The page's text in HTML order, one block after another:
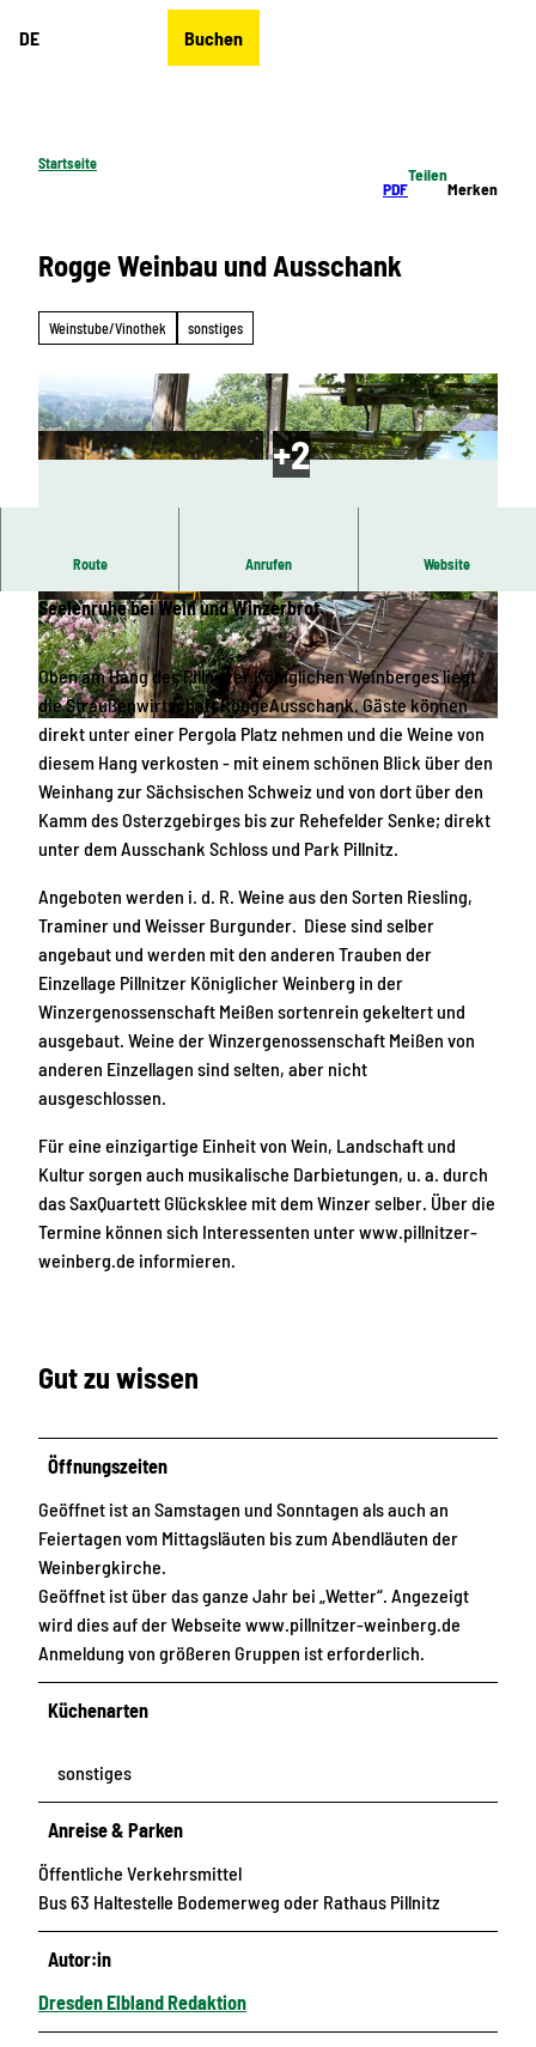
DE Buchen
Startseite
PDF
Teilen
Merken
Rogge Weinbau und Ausschank
Weinstube/Vinothek sonstiges
© Winzer Rogge, Winzer Rogge
© Winzer Rogge, Winzer Rogge © Winzer Rogge, Winzer Rogge
Route Anrufen Website
Seelenruhe bei Wein und Winzerbrot.
Oben am Hang des Pillnitzer Königlichen Weinberges liegt
die Straußenwirtschaft RoggeAusschank. Gäste können
direkt unter einer Pergola Platz nehmen und die Weine von
diesem Hang verkosten - mit einem schönen Blick über den
Weinhang zur Sächsischen Schweiz und von dort über den
Kamm des Osterzgebirges bis zur Rehefelder Senke; direkt
unter dem Ausschank Schloss und Park Pillnitz.
Angeboten werden i. d. R. Weine aus den Sorten Riesling,
Traminer und Weisser Burgunder. Diese sind selber
angebaut und werden mit den anderen Trauben der
Einzellage Pillnitzer Königlicher Weinberg in der
Winzergenossenschaft Meißen sortenrein gekeltert und
ausgebaut. Weine der Winzergenossenschaft Meißen von
anderen Einzellagen sind selten, aber nicht
ausgeschlossen.
Für eine einzigartige Einheit von Wein, Landschaft und
Kultur sorgen auch musikalische Darbietungen, u. a. durch
das SaxQuartett Glücksklee mit dem Winzer selber. Über die
Termine können sich Interessenten unter www.pillnitzer-
weinberg.de informieren.
Gut zu wissen
Öffnungszeiten
Geöffnet ist an Samstagen und Sonntagen als auch an
Feiertagen vom Mittagsläuten bis zum Abendläuten der
Weinbergkirche.
Geöffnet ist über das ganze Jahr bei „Wetter“. Angezeigt
wird dies auf der Webseite www.pillnitzer-weinberg.de
Anmeldung von größeren Gruppen ist erforderlich.
Küchenarten
sonstiges
Anreise & Parken
Öffentliche Verkehrsmittel
Bus 63 Haltestelle Bodemerweg oder Rathaus Pillnitz
Autor:in
Dresden Elbland Redaktion